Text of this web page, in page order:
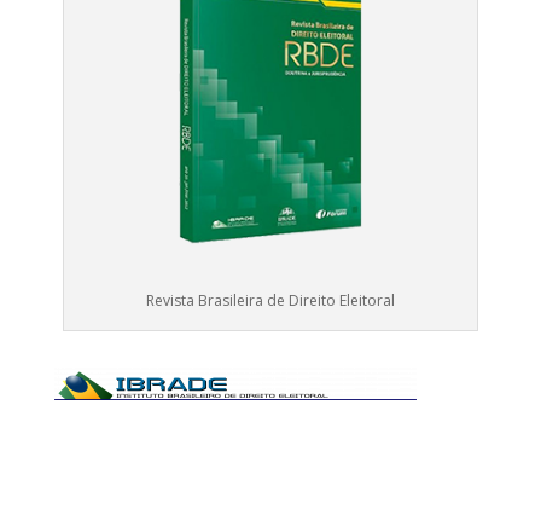
Revista Brasileira de Direito Eleitoral